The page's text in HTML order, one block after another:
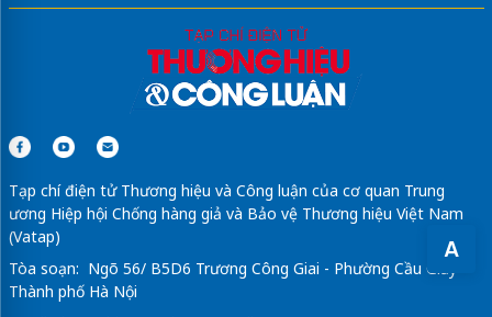
A
Tạp chí điện tử Thương hiệu và Công luận của cơ quan Trung
ương Hiệp hội Chống hàng giả và Bảo vệ Thương hiệu Việt Nam
(Vatap)
Tòa soạn: Ngõ 56/ B5D6 Trương Công Giai - Phường Cầu Giấy -
Thành phố Hà Nội